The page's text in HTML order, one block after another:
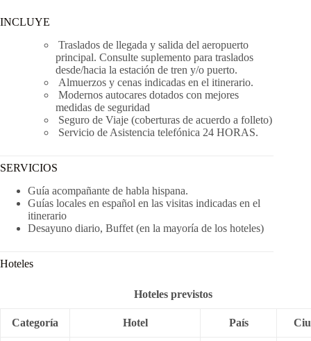
INCLUYE
Traslados de llegada y salida del aeropuerto
principal. Consulte suplemento para traslados
desde/hacia la estación de tren y/o puerto.
Almuerzos y cenas indicadas en el itinerario.
Modernos autocares dotados con mejores
medidas de seguridad
Seguro de Viaje (coberturas de acuerdo a folleto)
Servicio de Asistencia telefónica 24 HORAS.
SERVICIOS
Guía acompañante de habla hispana.
Guías locales en español en las visitas indicadas en el
itinerario
Desayuno diario, Buffet (en la mayoría de los hoteles)
Hoteles
Hoteles previstos
Categoría Hotel País